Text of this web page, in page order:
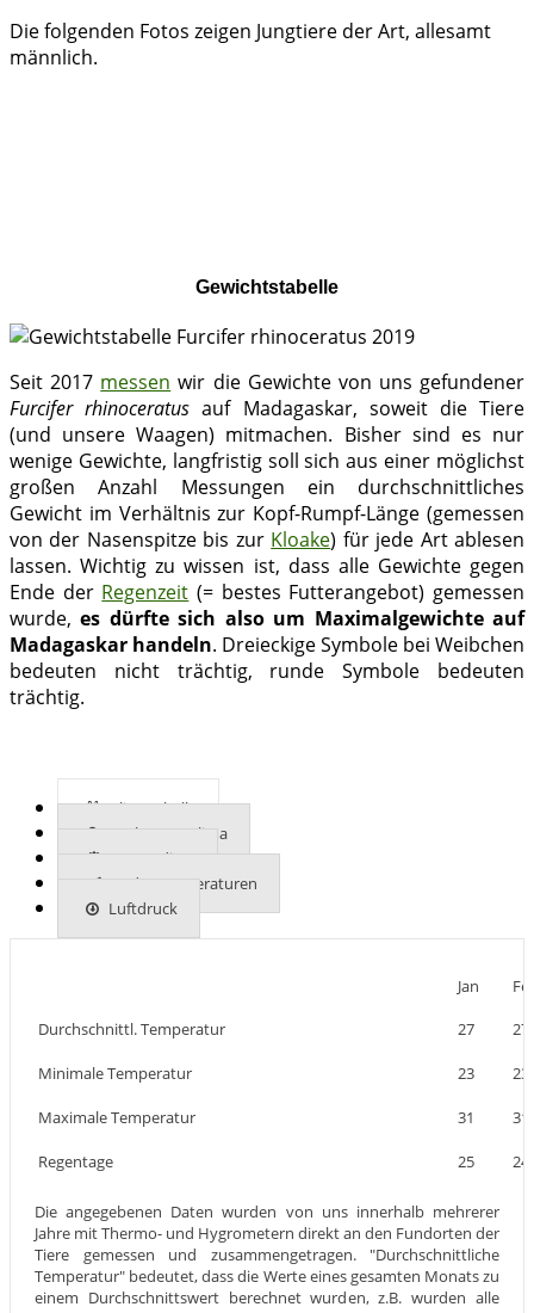
Die folgenden Fotos zeigen Jungtiere der Art, allesamt
männlich.
Gewichtstabelle
Seit 2017 messen wir die Gewichte von uns gefundener
Furcifer rhinoceratus auf Madagaskar, soweit die Tiere
(und unsere Waagen) mitmachen. Bisher sind es nur
wenige Gewichte, langfristig soll sich aus einer möglichst
großen Anzahl Messungen ein durchschnittliches
Gewicht im Verhältnis zur Kopf-Rumpf-Länge (gemessen
von der Nasenspitze bis zur Kloake) für jede Art ablesen
lassen. Wichtig zu wissen ist, dass alle Gewichte gegen
Ende der Regenzeit (= bestes Futterangebot) gemessen
wurde,es dürfte sich also um Maximalgewichte auf
Madagaskar handeln. Dreieckige Symbole bei Weibchen
bedeuten nicht trächtig, runde Symbole bedeuten
trächtig.
Klimatabelle
Mehr zum Klima
UVB-Indizes
Bodentemperaturen
Luftdruck
Jan
Durchschnittl. Temperatur
27 27
Minimale Temperatur 23 23
Maximale Temperatur 31 31
Regentage 25 24
Die angegebenen Daten wurden von uns innerhalb mehrerer
Jahre mit Thermo- und Hygrometern direkt an den Fundorten der
Tiere gemessen und zusammengetragen. "Durchschnittliche
Temperatur" bedeutet, dass die Werte eines gesamten Monats zu
einem Durchschnittswert berechnet wurden, z.B. wurden alle